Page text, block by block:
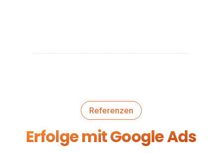
Referenzen
Erfolge mit Google Ads